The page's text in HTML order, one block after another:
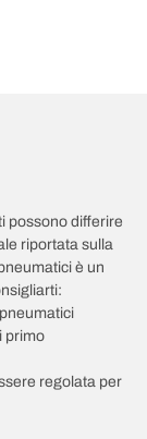
possono differire
riportata sulla
è un
primo
regolata per